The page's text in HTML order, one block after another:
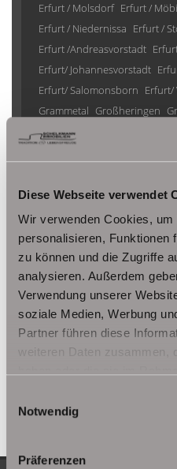
Diese Webseite verwendet
Wir verwenden Cookies,
personalisieren, Funktionen
zu können und die Zugriffe
analysieren. Außerdem
Verwendung unserer
soziale Medien, Werbung
Partner führen diese
weiteren Daten zusammen,
Notwendig
Präferenzen
Erfurt / Molsdorf Erfurt /
Erfurt / Niedernissa Erfurt /
Erfurt /Andreasvorstadt
Erfurt/ Johannesvorstadt
Erfurt/ Salomonsborn Erfurt/
Grammetal Großheringen
Herbsleben
Ohrdruf Riethnordhausen
Saalfeld/Saale / Remschütz
Tonna / Gräfentonna
Unstrut- Hainich /
Immo Am Ettersberg Haus Am
kaufen Am Ettersberg
Ettersberg
Hauskauf Am
Ettersberg